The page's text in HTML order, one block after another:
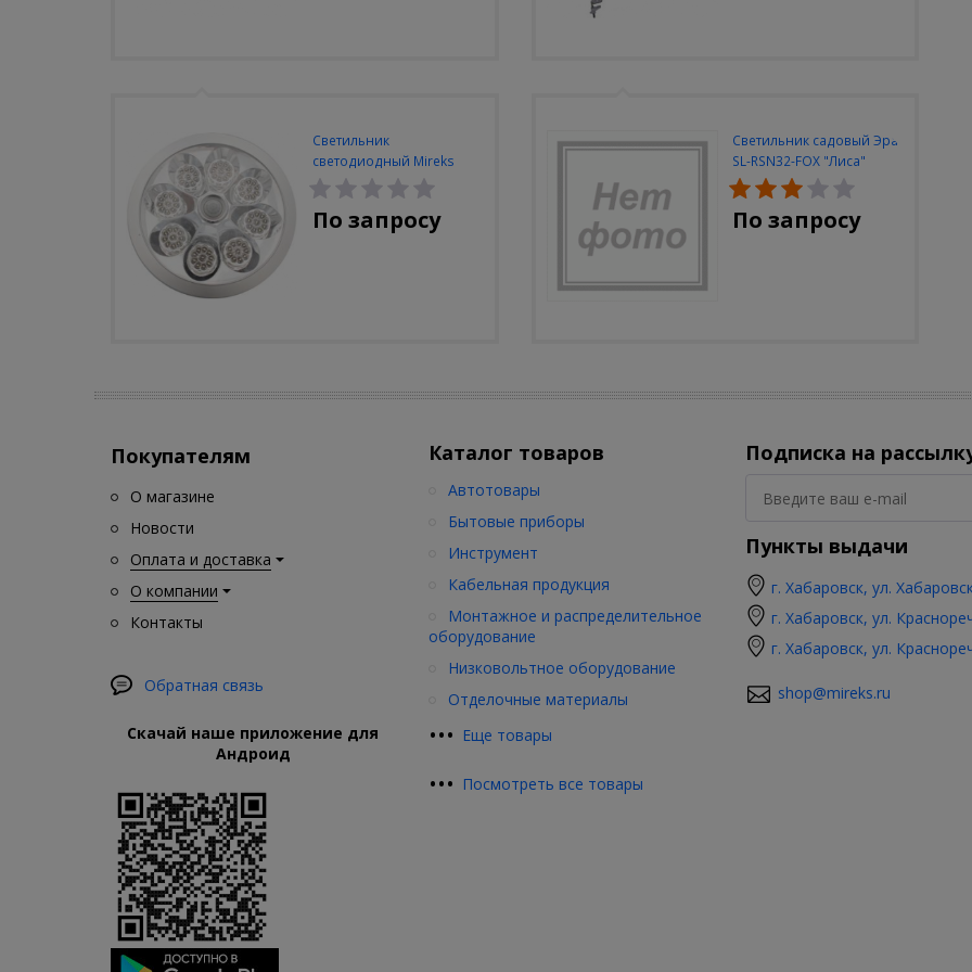
Светильник
светодиодный Mireks
С-310-80-S (5W/4000-
5000K/500lm/датчик
движения)
По запросу
Светильник садовый Эра
SL-RSN32-FOX "Лиса"
солн.бат, полистоун,
цветной, 32 см
По запросу
Покупателям
О магазине
Новости
Оплата и доставка
О компании
Контакты
Обратная связь
Скачай наше приложение для
Андроид
Каталог товаров
••• Еще товары
Автотовары
Бытовые приборы
Инструмент
Кабельная продукция
Монтажное и распределительное
оборудование
Низковольтное оборудование
Отделочные материалы
••• Посмотреть все товары
Подписка на
Пункты выдачи
г. Хабаровск, ул.
г. Хабаровск, ул.
г. Хабаровск, ул.
shop@mireks.ru